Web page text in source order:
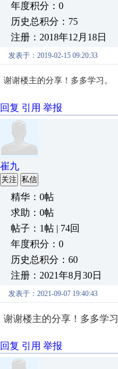
年度积分：0
历史总积分：75
注册：2018年12月18日
发表于：2019-02-15 09:20:33
谢谢楼主的分享！多多学习。
回复 引用 举报
崔九
关注 私信
精华：0帖
求助：0帖
帖子：1帖 | 74回
年度积分：0
历史总积分：60
注册：2021年8月30日
发表于：2021-09-07 19:40:43
谢谢楼主的分享！多多学习
回复 引用 举报